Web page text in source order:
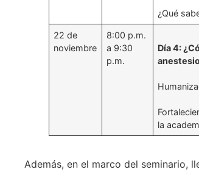
¿Qué
22 de
noviembre
8:00 p.m.
a 9:30
p.m.
Día 4:
la
Además, en el marco del seminario,